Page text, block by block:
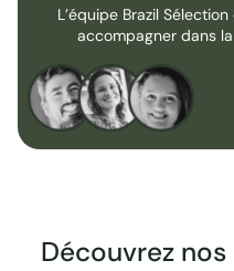
L’équipe Brazil
accompagner dans
Découvrez nos